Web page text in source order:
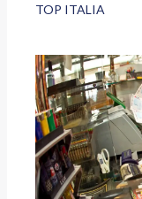
TOP ITALIA